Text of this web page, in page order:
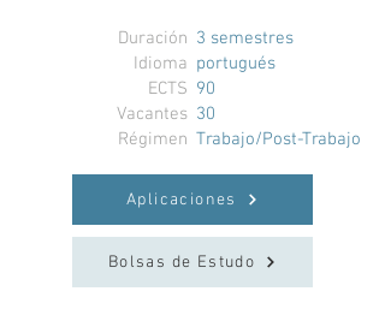
Duración
Idioma
ECTS
Vacantes
Régimen
3 semestres
portugués
90
30
Trabajo/Post-Trabajo
Aplicaciones
Bolsas de Estudo